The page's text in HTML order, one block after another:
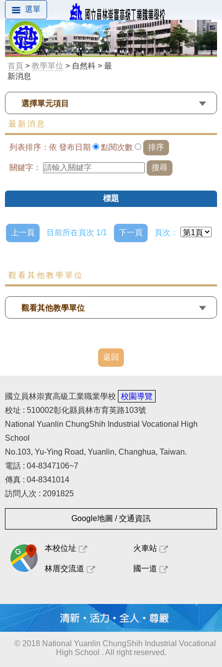
選單
首頁 > 教學單位 > 自然科 > 最
新消息
選擇單元項目
最新消息
列表排序：依 發布日期 點閱次數
關鍵字：
標題
上一頁 目前所在頁次 1/1 下一頁 頁次：
觀看其他教學單位
觀看其他教學單位
返回
國立員林崇實高級工業職業學校
校園導覽
校址 : 510002彰化縣員林市育英路103號
National Yuanlin ChungShih Industrial Vocational High
School
No.103, Yu-Ying Road, Yuanlin, Changhua, Taiwan.
電話 : 04-8347106~7
傳真 : 04-8341014
訪問人次 : 2091825
Google地圖 / 交通資訊
本校位址 火車站
林厝交流道 國一道
© 2018 National Yuanlin ChungShih Industrial Vocational
High School . All right reserved.